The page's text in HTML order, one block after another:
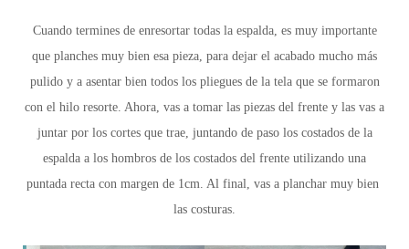
Cuando termines de enresortar todas la espalda, es muy importante
que planches muy bien esa pieza, para dejar el acabado mucho más
pulido y a asentar bien todos los pliegues de la tela que se formaron
con el hilo resorte. Ahora, vas a tomar las piezas del frente y las vas a
juntar por los cortes que trae, juntando de paso los costados de la
espalda a los hombros de los costados del frente utilizando una
puntada recta con margen de 1cm. Al final, vas a planchar muy bien
las costuras.